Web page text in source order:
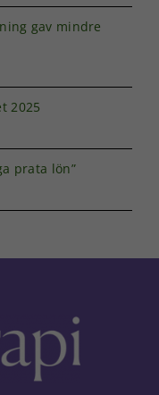
gav mindre
2025
prata lön”